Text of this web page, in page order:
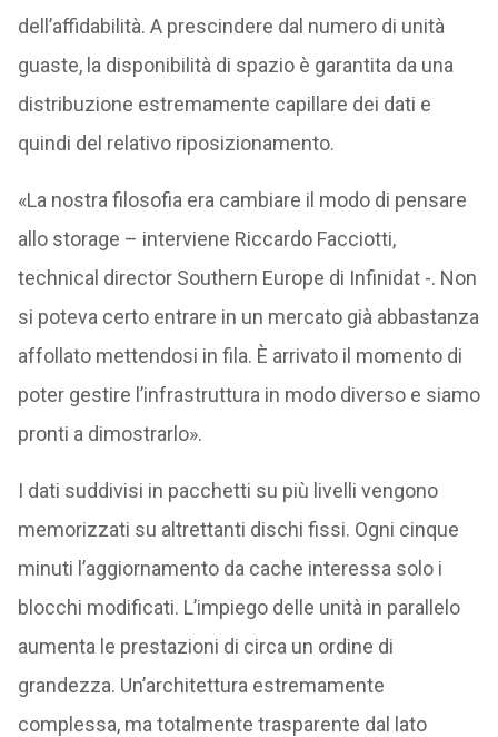
dell’affidabilità. A prescindere dal numero di unità
guaste, la disponibilità di spazio è garantita da una
distribuzione estremamente capillare dei dati e
quindi del relativo riposizionamento.
«La nostra filosofia era cambiare il modo di pensare
allo storage – interviene Riccardo Facciotti,
technical director Southern Europe di Infinidat -. Non
si poteva certo entrare in un mercato già abbastanza
affollato mettendosi in fila. È arrivato il momento di
poter gestire l’infrastruttura in modo diverso e siamo
pronti a dimostrarlo».
I dati suddivisi in pacchetti su più livelli vengono
memorizzati su altrettanti dischi fissi. Ogni cinque
minuti l’aggiornamento da cache interessa solo i
blocchi modificati. L’impiego delle unità in parallelo
aumenta le prestazioni di circa un ordine di
grandezza. Un’architettura estremamente
complessa, ma totalmente trasparente dal lato